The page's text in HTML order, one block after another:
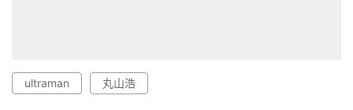
ultraman 丸山浩